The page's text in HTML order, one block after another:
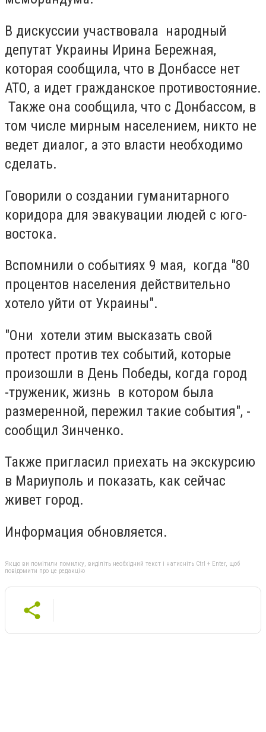
В дискуссии участвовала народный
депутат Украины Ирина Бережная,
которая сообщила, что в Донбассе нет
АТО, а идет гражданское противостояние.
Также она сообщила, что с Донбассом, в
том числе мирным населением, никто не
ведет диалог, а это власти необходимо
сделать.
Говорили о создании гуманитарного
коридора для эвакувации людей с юго-
востока.
Вспомнили о событиях 9 мая, когда "80
процентов населения действительно
хотело уйти от Украины".
"Они хотели этим высказать свой
протест против тех событий, которые
произошли в День Победы, когда город
-труженик, жизнь в котором была
размеренной, пережил такие события", -
сообщил Зинченко.
Также пригласил приехать на экскурсию
в Мариуполь и показать, как сейчас
живет город.
Информация обновляется.
Якщо ви помітили помилку, виділіть необхідний текст і натисніть Ctrl + Enter, щоб
повідомити про це редакцію